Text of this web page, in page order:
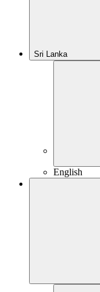
Sri Lanka
English